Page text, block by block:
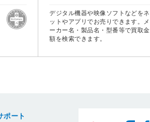
デジタル機器や映像ソフトなどをネ
ットやアプリでお売りできます。メ
ーカー名・製品名・型番等で買取金
額を検索できます。
ポート